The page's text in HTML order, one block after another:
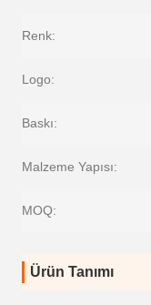
Renk:
Logo:
Baskı:
Malzeme Yapısı:
MOQ:
Ürün Tanımı